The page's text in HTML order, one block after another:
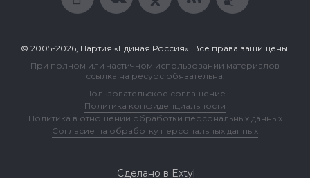
© 2005-2026, Партия «Единая Россия». Все права защищены.
При полном или частичном использовании материалов
ссылка на ресурс обязательна.
Пользовательское соглашение
Политика конфиденциальности
Политика в отношении обработки персональных данных
Согласие на обработку персональных данных
Сделано в Extyl